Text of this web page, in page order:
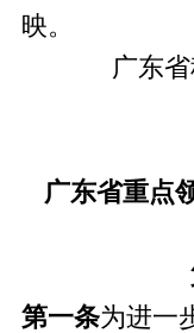
映。
广东
广东省重点
第一条为进一